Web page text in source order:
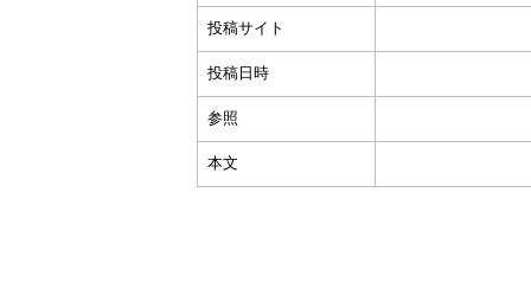
投稿サイト
投稿日時
参照
本文